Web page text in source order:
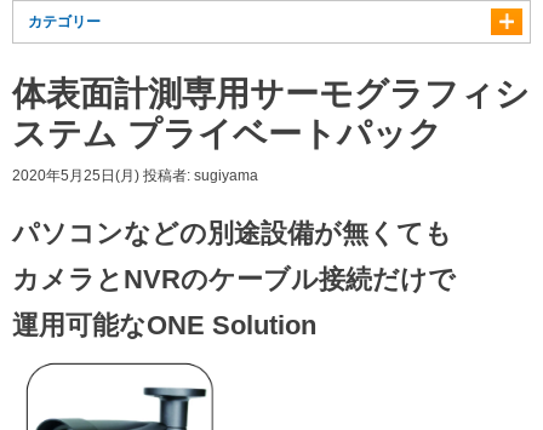
カテゴリー
体表面計測専用サーモグラフィシ
ステム プライベートパック
2020年5月25日(月) 投稿者: sugiyama
パソコンなどの別途設備が無くても
カメラとNVRのケーブル接続だけで
運用可能なONE Solution